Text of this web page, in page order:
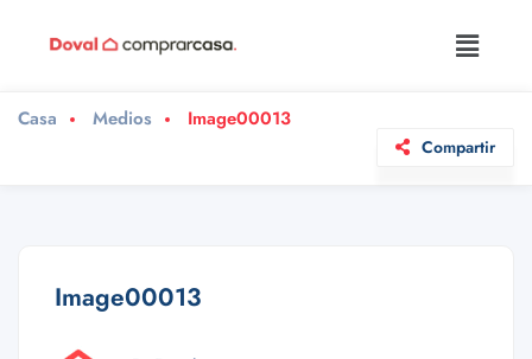
Casa Medios Image00013
Compartir
Image00013